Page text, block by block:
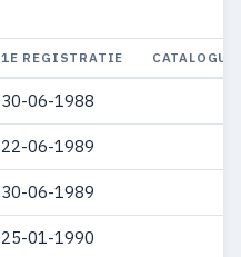
1E REGISTRATIE
30-06-1988
22-06-1989
30-06-1989
25-01-1990